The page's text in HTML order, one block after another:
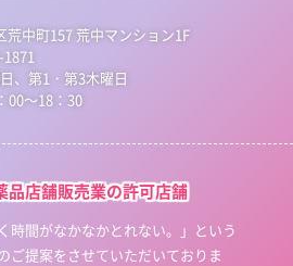
荒中町157 荒中マンション1F
、第1・第3木曜日
00～18：30
品店舗販売業の許可店舗
時間がなかなかとれない。」という
ご提案をさせていただいておりま